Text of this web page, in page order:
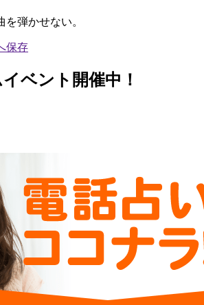
を弾かせない。
ベント開催中！